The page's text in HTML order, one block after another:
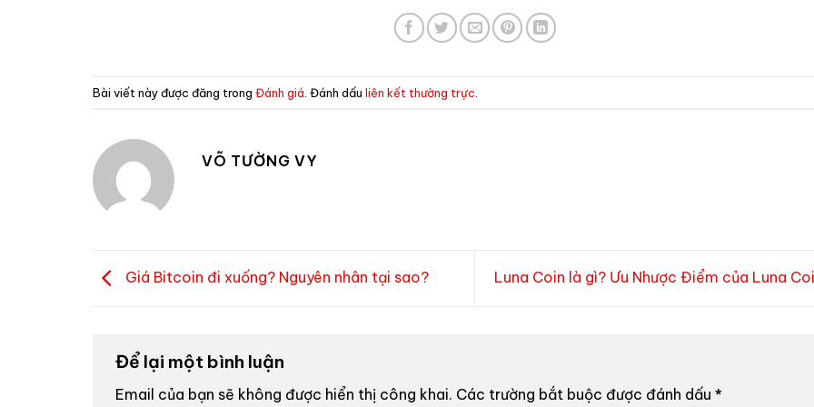
Bài viết này được đăng trong Đánh giá . Đánh dấu liên kết thường trực
VÕ TƯỜNG VY
Giá Bitcoin đi xuống? Nguyên nhân tại sao? Luna Coin là gì? Ưu Nhược Điểm của Luna
Để lại một bình luận
Email của bạn sẽ không được hiển thị công khai. Các trường bắt buộc được đánh dấu *